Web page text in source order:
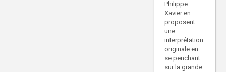
Philippe
Xavier en
proposent
une
interprétation
originale en
se penchant
sur la grande